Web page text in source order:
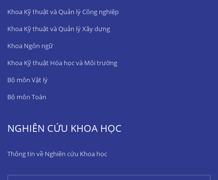
Khoa Kỹ thuật và Quản lý Công nghiệp
Khoa Kỹ thuật và Quản lý Xây dựng
Khoa Ngôn ngữ
Khoa Kỹ thuật Hóa học và Môi trường
Bộ môn Vật lý
Bộ môn Toán
NGHIÊN CỨU KHOA HỌC
Thông tin về Nghiên cứu Khoa học